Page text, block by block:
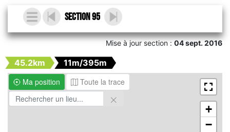
Section 95
Mise à jour section :04 sept. 2016
45.2km
11m/395m
Ma position
Toute la trace
+
−